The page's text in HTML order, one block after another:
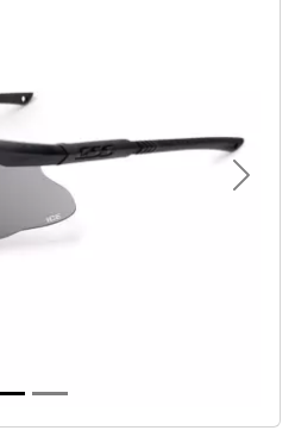
Next